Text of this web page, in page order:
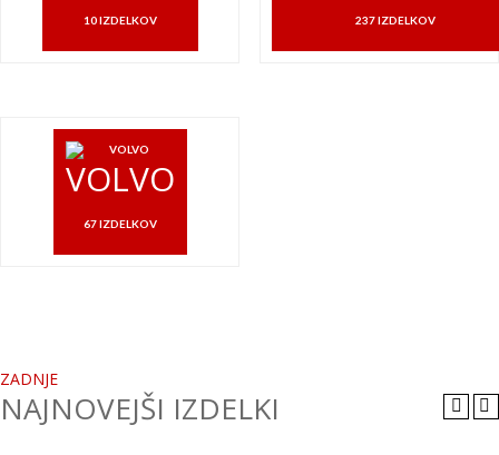
10 IZDELKOV 237 IZDELKOV
VOLVO
67 IZDELKOV
ZADNJE
NAJNOVEJŠI IZDELKI